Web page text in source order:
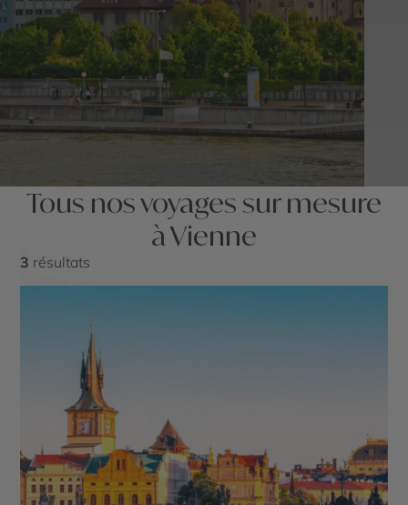
Tous nos voyages sur mesure
à Vienne
3 résultats